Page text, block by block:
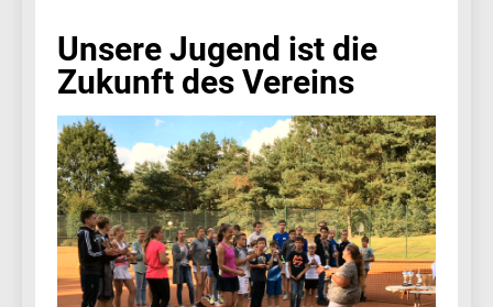
Unsere Jugend ist die
Zukunft des Vereins